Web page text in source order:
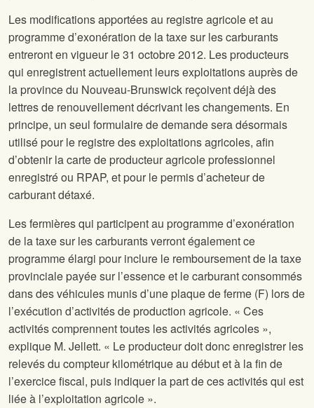
Les modifications apportées au registre agricole et au
programme d’exonération de la taxe sur les carburants
entreront en vigueur le 31 octobre 2012. Les producteurs
qui enregistrent actuellement leurs exploitations auprès de
la province du Nouveau-Brunswick reçoivent déjà des
lettres de renouvellement décrivant les changements. En
principe, un seul formulaire de demande sera désormais
utilisé pour le registre des exploitations agricoles, afin
d’obtenir la carte de producteur agricole professionnel
enregistré ou RPAP, et pour le permis d’acheteur de
carburant détaxé.
Les fermières qui participent au programme d’exonération
de la taxe sur les carburants verront également ce
programme élargi pour inclure le remboursement de la taxe
provinciale payée sur l’essence et le carburant consommés
dans des véhicules munis d’une plaque de ferme (F) lors de
l’exécution d’activités de production agricole. « Ces
activités comprennent toutes les activités agricoles »,
explique M. Jellett. « Le producteur doit donc enregistrer les
relevés du compteur kilométrique au début et à la fin de
l’exercice fiscal, puis indiquer la part de ces activités qui est
liée à l’exploitation agricole ».